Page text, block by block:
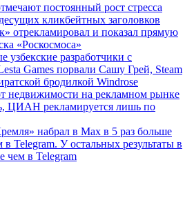
постоянный рост стресса
кликбейтных заголовков
отрекламировал и показал прямую
«Роскосмоса»
узбекские разработчики с
Games порвали Сашу Грей, Steam
бродилкой Windrose
недвижимости на рекламном рынке
ЦИАН рекламируется лишь по
набрал в Max в 5 раз больше
Telegram. У остальных результаты в
чем в Telegram